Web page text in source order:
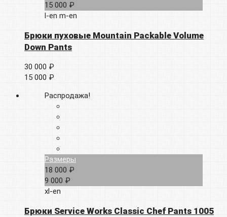
15 000 ₽
l-en m-en
Брюки пуховые Mountain Packable Volume
Down Pants
30 000 ₽
15 000 ₽
Распродажа!
Размеры
18 000 ₽
9 000 ₽
xl-en
Брюки Service Works Classic Chef Pants 1005